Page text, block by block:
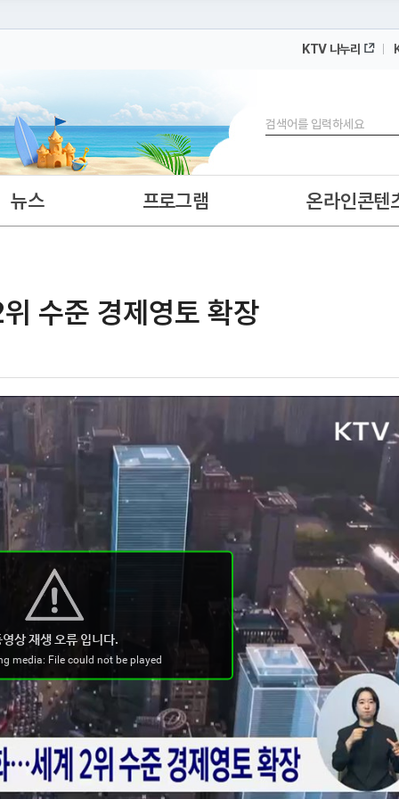
KTV 나누리
검색
뉴스 프로그램 온라인콘텐
수준 경제영토 확장